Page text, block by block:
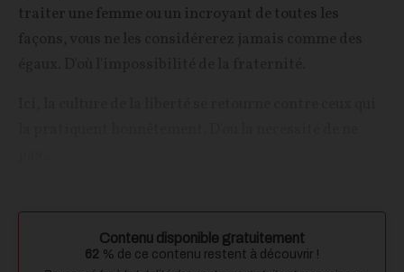
traiter une femme ou un incroyant de toutes les
Contenu disponible gratuitement
62 % de ce contenu restent à découvrir !